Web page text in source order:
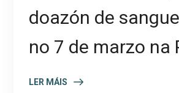
doazón de
no 7 de marzo na
LER MÁIS